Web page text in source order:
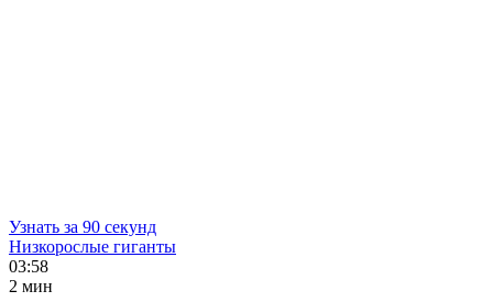
Узнать за 90 секунд
Низкорослые гиганты
03:58
2 мин